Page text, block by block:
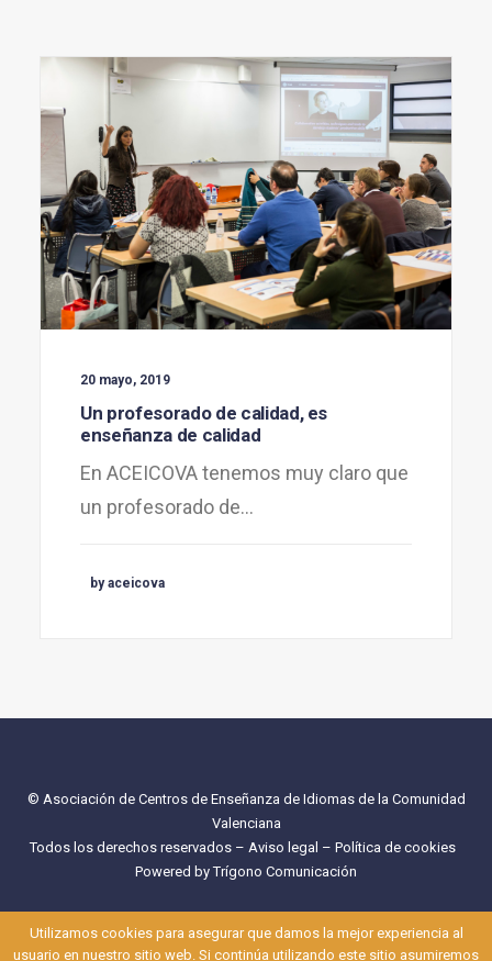
20 mayo, 2019
Un profesorado de calidad, es
enseñanza de calidad
En ACEICOVA tenemos muy claro que
un profesorado de…
by aceicova
© Asociación de Centros de Enseñanza de Idiomas de la Comunidad
Valenciana
Todos los derechos reservados – Aviso legal – Política de cookies
Powered byTrígono Comunicación
Utilizamos cookies para asegurar que damos la mejor experiencia al
usuario en nuestro sitio web. Si continúa utilizando este sitio asumiremos